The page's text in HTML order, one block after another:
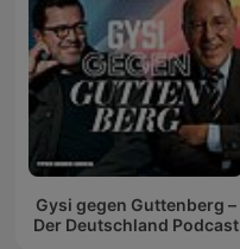
Gysi gegen Guttenberg –
Der Deutschland Podcast